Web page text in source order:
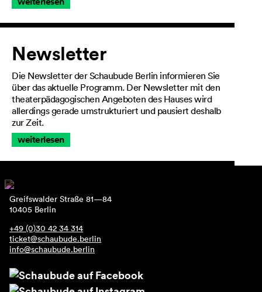
Newsletter
Die Newsletter der Schaubude Berlin informieren Sie
über das aktuelle Programm. Der Newsletter mit den
theaterpädagogischen Angeboten des Hauses wird
allerdings gerade umstrukturiert und pausiert deshalb
zur Zeit.
weiterlesen
Greifswalder Straße 81—84
10405 Berlin
+49 (0)30 42 34 314
ticket@schaubude.berlin
info@schaubude.berlin